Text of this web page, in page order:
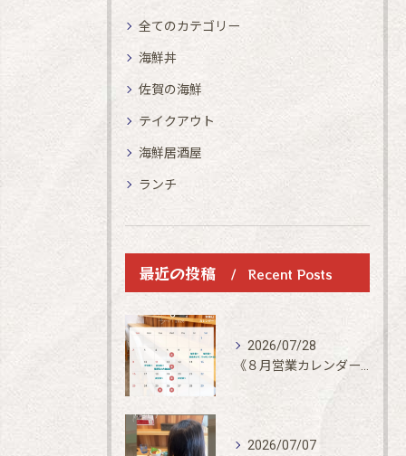
全てのカテゴリー
海鮮丼
佐賀の海鮮
テイクアウト
海鮮居酒屋
ランチ
最近の投稿 Recent Posts
2026/07/28
2026/07/07